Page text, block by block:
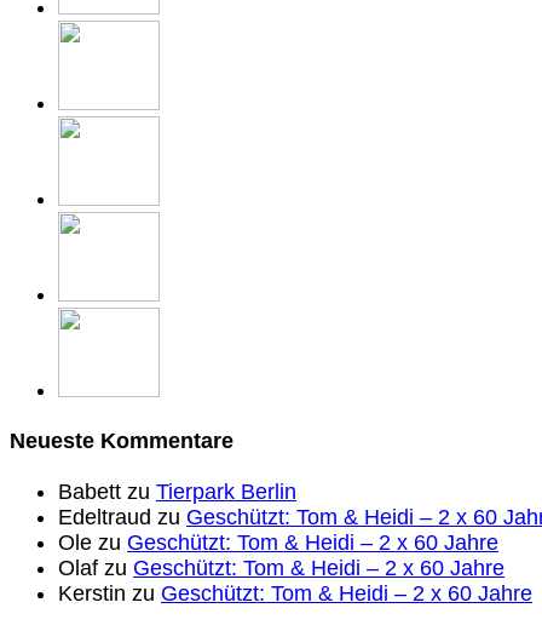
Neueste Kommentare
Babett zu Tierpark Berlin
Edeltraud zu Geschützt: Tom & Heidi – 2 x 60
Ole zu Geschützt: Tom & Heidi – 2 x 60 Jahre
Olaf zu Geschützt: Tom & Heidi – 2 x 60 Jahre
Kerstin zu Geschützt: Tom & Heidi – 2 x 60 Jahre